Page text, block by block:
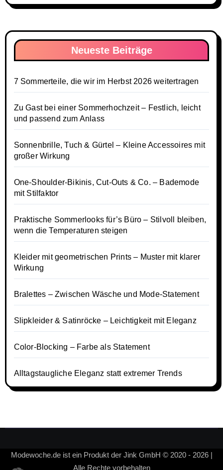
Neueste Beiträge
7 Sommerteile, die wir im Herbst 2026 weitertragen
Zu Gast bei einer Sommerhochzeit – Festlich, leicht
und passend zum Anlass
Sonnenbrille, Tuch & Gürtel – Kleine Accessoires mit
großer Wirkung
One-Shoulder-Bikinis, Cut-Outs & Co. – Bademode
mit Stilfaktor
Praktische Sommerlooks für’s Büro – Stilvoll bleiben,
wenn die Temperaturen steigen
Kleider mit geometrischen Prints – Muster mit klarer
Wirkung
Bralettes – Zwischen Wäsche und Mode-Statement
Slipkleider & Satinröcke – Leichtigkeit mit Eleganz
Color-Blocking – Farbe als Statement
Alltagstaugliche Eleganz statt extremer Trends
Modewoche.de ist ein Produkt der Jink GmbH © 2020 - 2026 |
Alle Rechte vorbehalten